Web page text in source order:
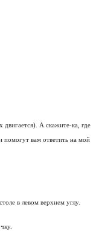
двигается). А скажите-ка, где
помогут вам ответить на мой
в левом верхнем углу.